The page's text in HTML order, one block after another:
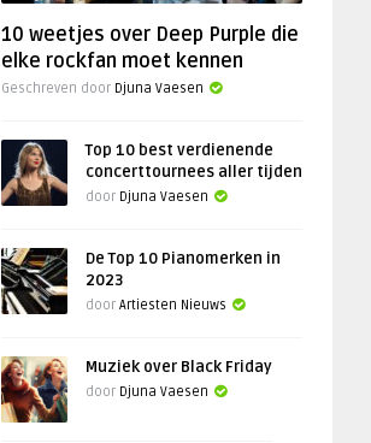
10 weetjes over Deep Purple die
elke rockfan moet kennen
Geschreven door Djuna Vaesen
Top 10 best verdienende
concerttournees aller tijden
door Djuna Vaesen
De Top 10 Pianomerken in
2023
door Artiesten Nieuws
Muziek over Black Friday
door Djuna Vaesen